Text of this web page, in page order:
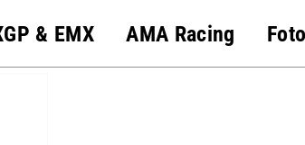
& EMX AMA Racing